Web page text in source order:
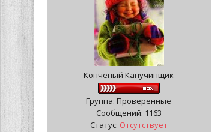
Конченый Капучинщик
Группа: Проверенные
Сообщений: 1163
Статус: Отсутствует